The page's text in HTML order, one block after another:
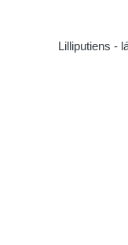
Lilliputiens -